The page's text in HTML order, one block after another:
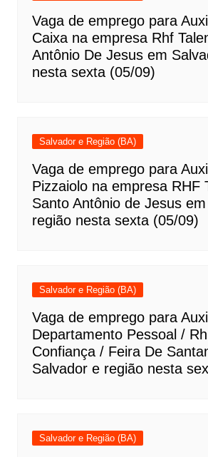
Vaga de emprego para
Caixa na empresa Rhf
Antônio De Jesus em
nesta sexta (05/09)
Salvador e Região (BA)
Vaga de emprego para
Pizzaiolo na empresa RHF
Santo Antônio de Jesus
região nesta sexta (05/09)
Salvador e Região (BA)
Vaga de emprego para
Departamento Pessoal /
Confiança / Feira De
Salvador e região nesta
Salvador e Região (BA)